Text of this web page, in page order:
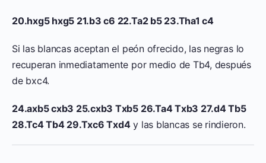
20.hxg5 hxg5 21.b3 c6 22.Ta2 b5 23.Tha1 c4
Si las blancas aceptan el peón ofrecido, las negras lo
recuperan inmediatamente por medio de Tb4, después
de bxc4.
24.axb5 cxb3 25.cxb3 Txb5 26.Ta4 Txb3 27.d4 Tb5
28.Tc4 Tb4 29.Txc6 Txd4y las blancas se rindieron.